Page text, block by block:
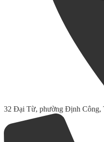
32 Đại Từ, phường Định Công,